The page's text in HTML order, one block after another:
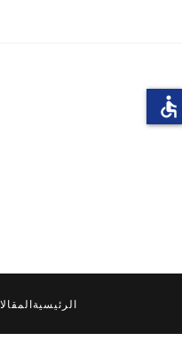
الرئيسية
accessible